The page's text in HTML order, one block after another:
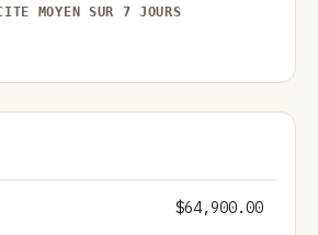
MOYEN SUR 7 JOURS
$64,900.00